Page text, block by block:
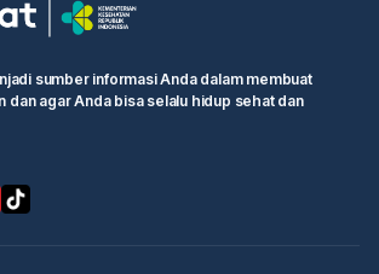
sumber informasi Anda dalam membuat
dan agar Anda bisa selalu hidup sehat dan